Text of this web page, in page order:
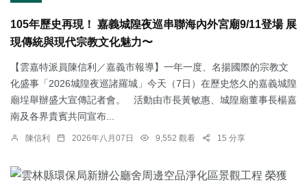
105年歷史再現！ 嘉義城隍夜巡串聯海內外宮廟9/11登場 展
現傳統與現代宗教文化魅力〜
【雲嘉特派員陳信利／嘉義市報導】一年一度、名揚國際的宗教文
化盛事「2026城隍夜巡諸羅城」今天（7日）在歷史悠久的嘉義城隍
廟埕舉辦盛大宣傳記者會。 活動由市長黃敏惠、城隍廟董事長楊嘉
南及各界貴賓共同宣布...
陳信利 2026年八月07日 9,552 觀看 15 分享